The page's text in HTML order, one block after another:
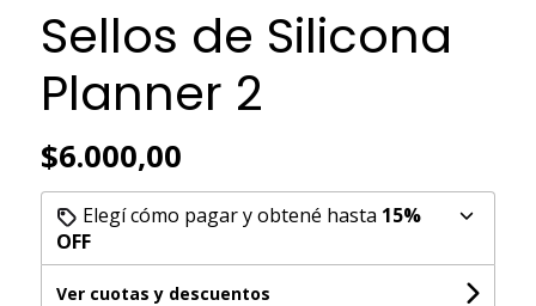
Sellos de Silicona
Planner 2
$6.000,00
Elegí cómo pagar y obtené hasta 15%
OFF
Ver cuotas y descuentos